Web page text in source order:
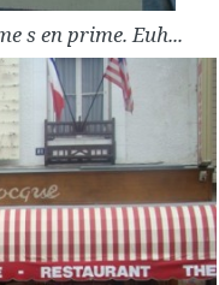
s en prime. Euh...